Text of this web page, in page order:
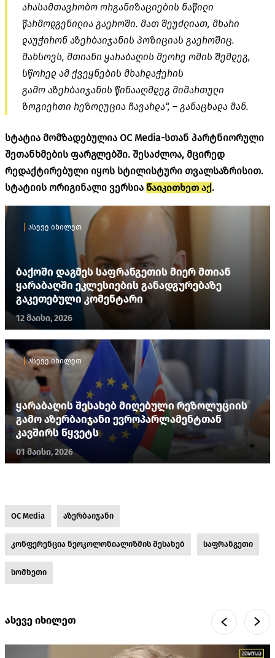
არასამთავრობო ორგანიზაციების ნაწილი
წარმოდგენილია გაეროში. მათ შეუძლიათ, მხარი
დაუჭირონ აზერბაიჯანის პოზიციას გაეროშიც.
მახსოვს, მთიანი ყარაბაღის მეორე ომის შემდეგ,
სწორედ ამ ქვეყნების მხარდაჭერის
გამო აზერბაიჯანის წინააღმდეგ მიმართული
ზოგიერთი რეზოლუცია ჩავარდა“, – განაცხადა მან.
სტატია მომზადებულია OC Media-სთან პარტნიორული
შეთანხმების ფარგლებში. შესაძლოა, მცირედ
რედაქტირებული იყოს სტილისტური თვალსაზრისით.
სტატიის ორიგინალი ვერსია წაიკითხეთ აქ.
ასევე იხილეთ
ბაქოში დაგმეს საფრანგეთის მიერ მთიან
ყარაბაღში ეკლესიების განადგურებაზე
გაკეთებული კომენტარი
12 მაისი, 2026
ასევე იხილეთ
ყარაბაღის შესახებ მიღებული რეზოლუციის
გამო აზერბაიჯანი ევროპარლამენტთან
კავშირს წყვეტს
01 მაისი, 2026
OC Media აზერბაიჯანი
კონფერენცია ნეოკოლონიალიზმის შესახებ საფრანგეთი
სომხეთი
ასევე იხილეთ